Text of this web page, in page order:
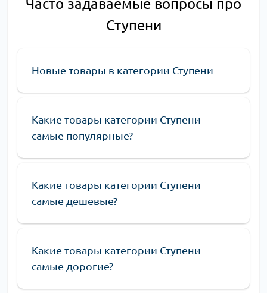
Часто задаваемые вопросы про
Ступени
Новые товары в категории Ступени
Какие товары категории Ступени
самые популярные?
Какие товары категории Ступени
самые дешевые?
Какие товары категории Ступени
самые дорогие?